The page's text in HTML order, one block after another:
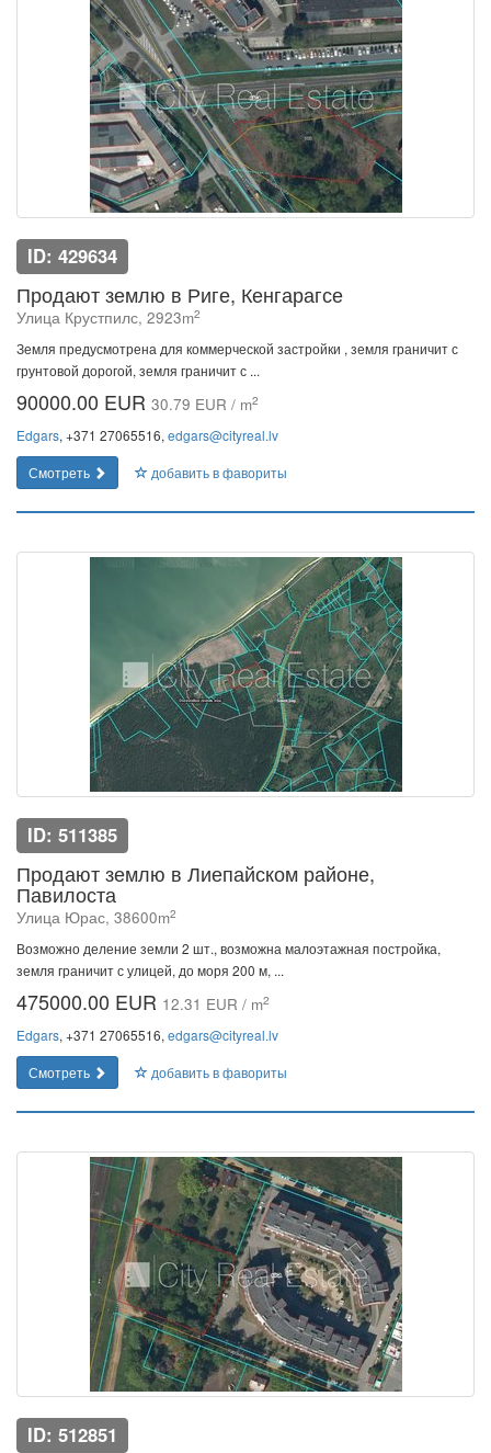
ID: 429634
Продают землю в Риге, Кенгарагсе
Улица Крустпилс, 2923m2
Земля предусмотрена для коммерческой застройки , земля граничит с
грунтовой дорогой, земля граничит с ...
90000.00 EUR 30.79 EUR / m2
Edgars, +371 27065516, edgars@cityreal.lv
Смотреть
добавить в фавориты
ID: 511385
Продают землю в Лиепайском районе,
Павилоста
Улица Юрас, 38600m2
Возможно деление земли 2 шт., возможна малоэтажная постройка,
земля граничит с улицей, до моря 200 м, ...
475000.00 EUR 12.31 EUR / m2
Edgars, +371 27065516, edgars@cityreal.lv
Смотреть
добавить в фавориты
ID: 512851